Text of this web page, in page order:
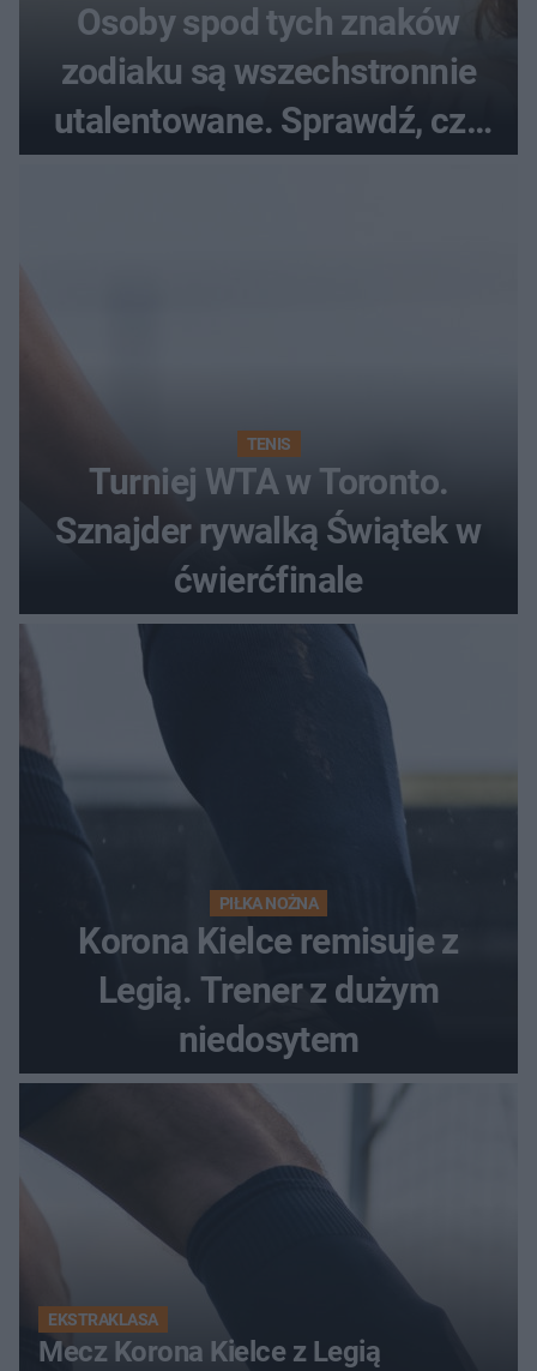
Osoby spod tych znaków
zodiaku są wszechstronnie
utalentowane. Sprawdź, czy
TENIS
Turniej WTA w Toronto.
Sznajder rywalką Świątek w
ćwierćfinale
PIŁKA NOŻNA
Korona Kielce remisuje z
Legią. Trener z dużym
niedosytem
EKSTRAKLASA
Mecz Korona Kielce z Legią